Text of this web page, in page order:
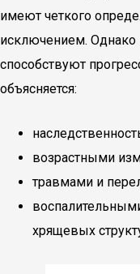
имеют четкого
исключением.
способствуют
объясняется:
возрастными
травмами и
хрящевых